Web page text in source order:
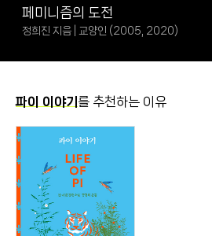
페미니즘의 도전
정희진 지음 | 교양인 (2005, 2020)
파이 이야기 를 추천하는 이유